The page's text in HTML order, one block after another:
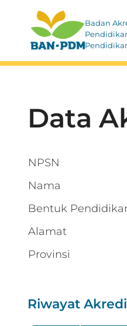
Badan
Data
NPSN
Nama
Bentuk
Alamat
Provinsi
Riwayat